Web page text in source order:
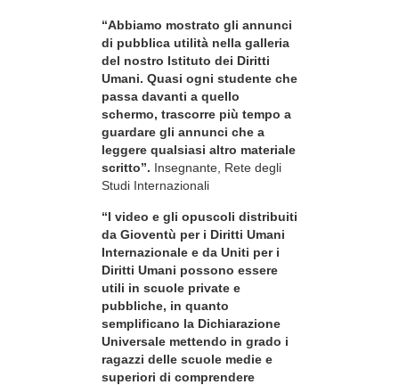
“Abbiamo mostrato gli annunci
di pubblica utilità nella galleria
del nostro Istituto dei Diritti
Umani. Quasi ogni studente che
passa davanti a quello
schermo, trascorre più tempo a
guardare gli annunci che a
leggere qualsiasi altro materiale
scritto”. Insegnante, Rete degli
Studi Internazionali
“I video e gli opuscoli distribuiti
da Gioventù per i Diritti Umani
Internazionale e da Uniti per i
Diritti Umani possono essere
utili in scuole private e
pubbliche, in quanto
semplificano la Dichiarazione
Universale mettendo in grado i
ragazzi delle scuole medie e
superiori di comprendere